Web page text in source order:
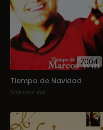
2004
Tiempo de Navidad
Marcos Witt